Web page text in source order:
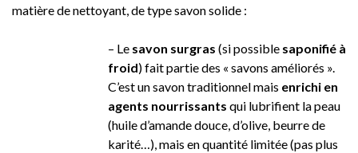
matière de nettoyant, de type savon solide :
– Le savon surgras (si possible saponifié à
froid) fait partie des « savons améliorés ».
C’est un savon traditionnel mais enrichi en
agents nourrissants qui lubrifient la peau
(huile d’amande douce, d’olive, beurre de
karité…), mais en quantité limitée (pas plus